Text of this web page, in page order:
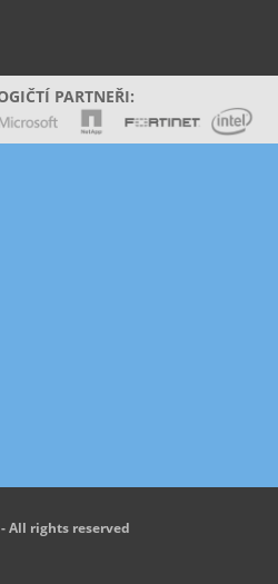
PARTNEŘI:
- All rights reserved